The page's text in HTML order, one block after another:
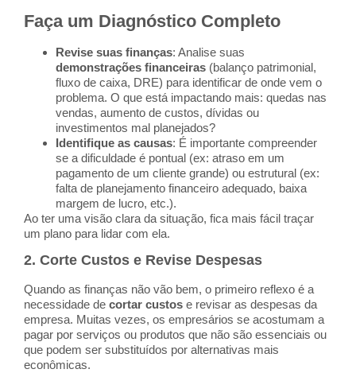
Faça um Diagnóstico Completo
Revise suas finanças: Analise suas
demonstrações financeiras (balanço patrimonial,
fluxo de caixa, DRE) para identificar de onde vem o
problema. O que está impactando mais: quedas nas
vendas, aumento de custos, dívidas ou
investimentos mal planejados?
Identifique as causas: É importante compreender
se a dificuldade é pontual (ex: atraso em um
pagamento de um cliente grande) ou estrutural (ex:
falta de planejamento financeiro adequado, baixa
margem de lucro, etc.).
Ao ter uma visão clara da situação, fica mais fácil traçar
um plano para lidar com ela.
2. Corte Custos e Revise Despesas
Quando as finanças não vão bem, o primeiro reflexo é a
necessidade de cortar custos e revisar as despesas da
empresa. Muitas vezes, os empresários se acostumam a
pagar por serviços ou produtos que não são essenciais ou
que podem ser substituídos por alternativas mais
econômicas.